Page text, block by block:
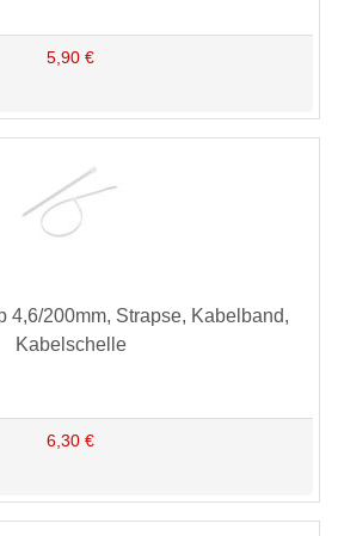
5,90 €
4,6/200mm, Strapse, Kabelband,
Kabelschelle
6,30 €